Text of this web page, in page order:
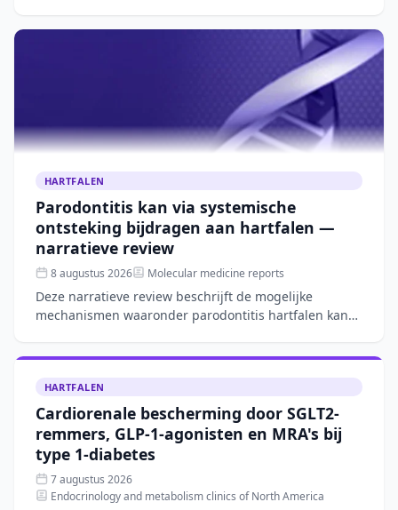
bespreekt
HARTFALEN
Parodontitis kan via systemische
ontsteking bijdragen aan hartfalen —
narratieve review
8 augustus 2026 Molecular medicine reports
Deze narratieve review beschrijft de mogelijke
mechanismen waaronder parodontitis hartfalen kan
verschuivin
HARTFALEN
Cardiorenale bescherming door SGLT2-
remmers, GLP-1-agonisten en MRA's bij
type 1-diabetes
7 augustus 2026
Endocrinology and metabolism clinics of North America